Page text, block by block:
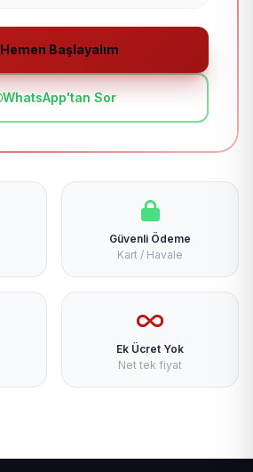
Hemen Başlayalım
WhatsApp'tan Sor
Güvenli Ödeme
Kart / Havale
Ek Ücret Yok
Net tek fiyat